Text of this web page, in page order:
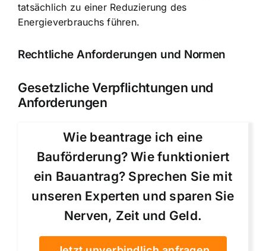
tatsächlich zu einer Reduzierung des
Energieverbrauchs führen.
Rechtliche Anforderungen und Normen
Gesetzliche Verpflichtungen und
Anforderungen
Wie beantrage ich eine
Bauförderung? Wie funktioniert
ein Bauantrag? Sprechen Sie mit
unseren Experten und sparen Sie
Nerven, Zeit und Geld.